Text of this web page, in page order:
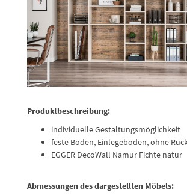
Produktbeschreibung:
individuelle Gestaltungsmöglichkeit
feste Böden, Einlegeböden, ohne
EGGER DecoWall Namur Fichte natur
Abmessungen des dargestellten Möbels: